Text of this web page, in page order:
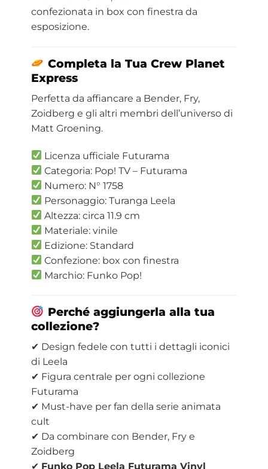
confezionata in box con finestra da
esposizione.
Completa la Tua Crew Planet
Express
Perfetta da affiancare a Bender, Fry,
Zoidberg e gli altri membri dell’universo di
Matt Groening.
Licenza ufficiale Futurama
Categoria: Pop! TV – Futurama
Numero: N° 1758
Personaggio: Turanga Leela
Altezza: circa 11.9 cm
Materiale: vinile
Edizione: Standard
Confezione: box con finestra
Marchio: Funko Pop!
Perché aggiungerla alla tua
collezione?
✔ Design fedele con tutti i dettagli iconici
di Leela
✔ Figura centrale per ogni collezione
Futurama
✔ Must-have per fan della serie animata
cult
✔ Da combinare con Bender, Fry e
Zoidberg
✔ Funko Pop Leela Futurama Vinyl